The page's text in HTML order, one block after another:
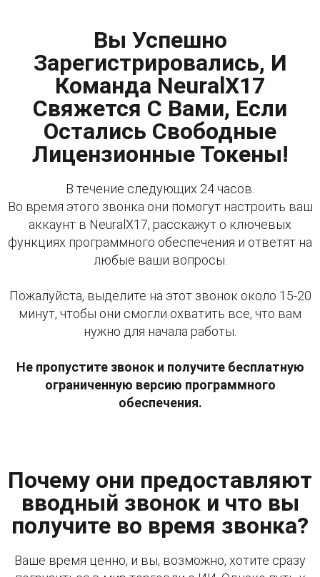
Вы Успешно
Зарегистрировались, И
Команда NeuralX17
Свяжется С Вами, Если
Остались Свободные
Лицензионные Токены!
В течение следующих 24 часов.
Во время этого звонка они помогут настроить ваш
аккаунт в NeuralX17, расскажут о ключевых
функциях программного обеспечения и ответят на
любые ваши вопросы.
Пожалуйста, выделите на этот звонок около 15-20
минут, чтобы они смогли охватить все, что вам
нужно для начала работы.
Не пропустите звонок и получите бесплатную
ограниченную версию программного
обеспечения.
Почему они предоставляют
вводный звонок и что вы
получите во время звонка?
Ваше время ценно, и вы, возможно, хотите сразу